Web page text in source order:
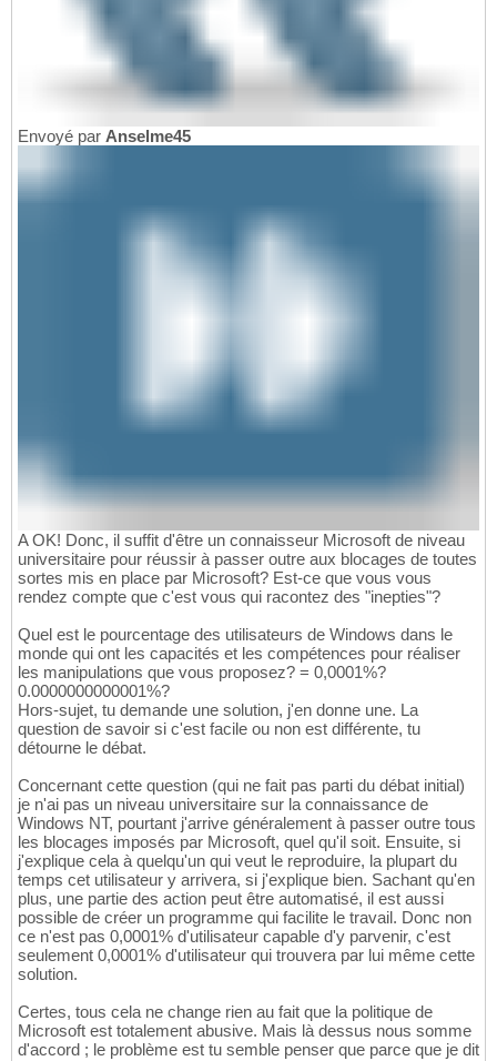
Envoyé par Anselme45
A OK! Donc, il suffit d'être un connaisseur Microsoft de niveau
universitaire pour réussir à passer outre aux blocages de toutes
sortes mis en place par Microsoft? Est-ce que vous vous
rendez compte que c'est vous qui racontez des "inepties"?
Quel est le pourcentage des utilisateurs de Windows dans le
monde qui ont les capacités et les compétences pour réaliser
les manipulations que vous proposez? = 0,0001%?
0.0000000000001%?
Hors-sujet, tu demande une solution, j'en donne une. La
question de savoir si c'est facile ou non est différente, tu
détourne le débat.
Concernant cette question (qui ne fait pas parti du débat initial)
je n'ai pas un niveau universitaire sur la connaissance de
Windows NT, pourtant j'arrive généralement à passer outre tous
les blocages imposés par Microsoft, quel qu'il soit. Ensuite, si
j'explique cela à quelqu'un qui veut le reproduire, la plupart du
temps cet utilisateur y arrivera, si j'explique bien. Sachant qu'en
plus, une partie des action peut être automatisé, il est aussi
possible de créer un programme qui facilite le travail. Donc non
ce n'est pas 0,0001% d'utilisateur capable d'y parvenir, c'est
seulement 0,0001% d'utilisateur qui trouvera par lui même cette
solution.
Certes, tous cela ne change rien au fait que la politique de
Microsoft est totalement abusive. Mais là dessus nous somme
d'accord ; le problème est tu semble penser que parce que je dit